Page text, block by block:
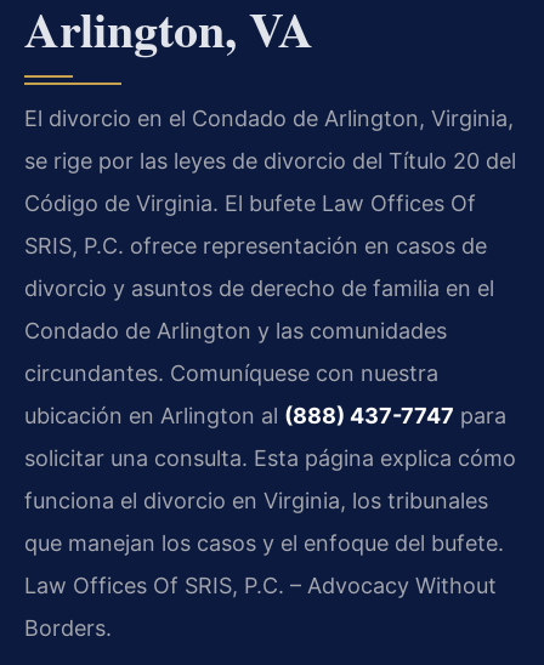
Arlington, VA
El divorcio en el Condado de Arlington, Virginia,
se rige por las leyes de divorcio del Título 20 del
Código de Virginia. El bufete Law Offices Of
SRIS, P.C. ofrece representación en casos de
divorcio y asuntos de derecho de familia en el
Condado de Arlington y las comunidades
circundantes. Comuníquese con nuestra
ubicación en Arlington al (888) 437-7747 para
solicitar una consulta. Esta página explica cómo
funciona el divorcio en Virginia, los tribunales
que manejan los casos y el enfoque del bufete.
Law Offices Of SRIS, P.C. – Advocacy Without
Borders.